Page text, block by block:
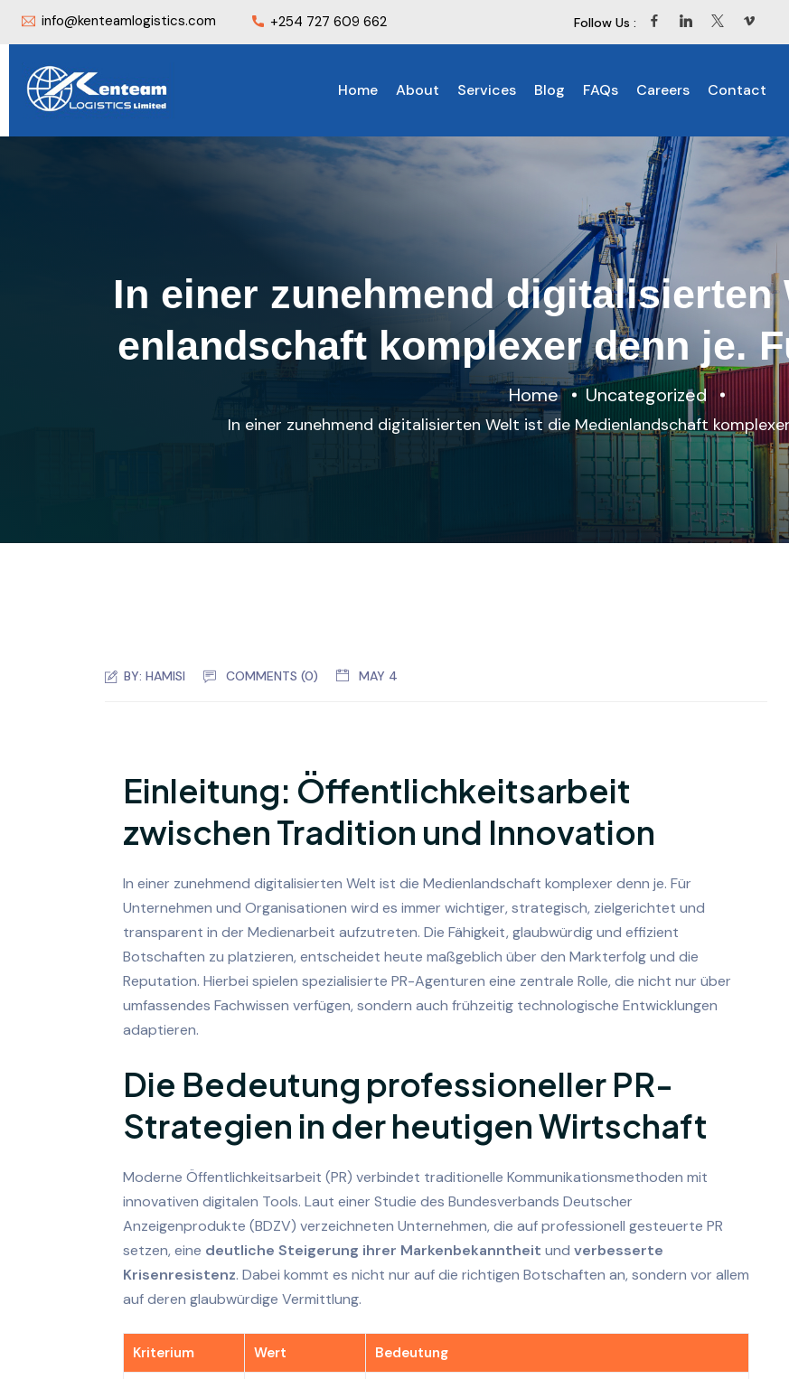
info@kenteamlogistics.com +254 727 609 662 Follow Us :
Home About Services Blog FAQs Careers Contact
In einer zunehmend digitalisierten
enlandschaft komplexer denn je.
Home Uncategorized
In einer zunehmend digitalisierten Welt ist die Medienlandschaft
BY: HAMISI COMMENTS (0) MAY 4
Einleitung: Öffentlichkeitsarbeit
zwischen Tradition und Innovation
In einer zunehmend digitalisierten Welt ist die Medienlandschaft komplexer denn je. Für
Unternehmen und Organisationen wird es immer wichtiger, strategisch, zielgerichtet und
transparent in der Medienarbeit aufzutreten. Die Fähigkeit, glaubwürdig und effizient
Botschaften zu platzieren, entscheidet heute maßgeblich über den Markterfolg und die
Reputation. Hierbei spielen spezialisierte PR-Agenturen eine zentrale Rolle, die nicht nur über
umfassendes Fachwissen verfügen, sondern auch frühzeitig technologische Entwicklungen
adaptieren.
Die Bedeutung professioneller PR-
Strategien in der heutigen Wirtschaft
Moderne Öffentlichkeitsarbeit (PR) verbindet traditionelle Kommunikationsmethoden mit
innovativen digitalen Tools. Laut einer Studie des Bundesverbands Deutscher
Anzeigenprodukte (BDZV) verzeichneten Unternehmen, die auf professionell gesteuerte PR
setzen, eine deutliche Steigerung ihrer Markenbekanntheit und verbesserte
Krisenresistenz. Dabei kommt es nicht nur auf die richtigen Botschaften an, sondern vor allem
auf deren glaubwürdige Vermittlung.
Kriterium Wert Bedeutung